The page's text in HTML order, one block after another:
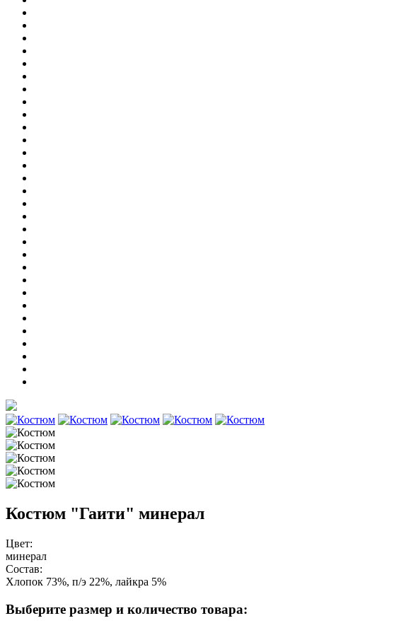
Костюм "Гаити" минерал
Цвет:
минерал
Состав:
Хлопок 73%, п/э 22%, лайкра 5%
Выберите размер и количество товара: